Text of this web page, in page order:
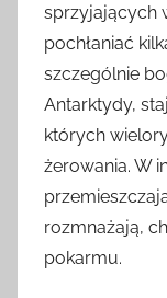
sprzyjających
pochłaniać
szczególnie
Antarktydy,
których
żerowania. W
rozmnażają,
pokarmu.